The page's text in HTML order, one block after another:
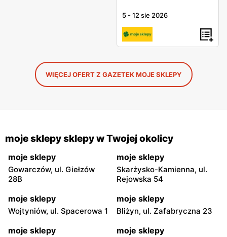
5 -12 sie 2026
WIĘCEJ OFERT Z GAZETEK MOJE SKLEPY
moje sklepy sklepy w Twojej okolicy
moje sklepy
Gowarczów, ul. Giełzów
28B
moje sklepy
Skarżysko-Kamienna, ul.
Rejowska 54
moje sklepy
Wojtyniów, ul. Spacerowa 1
moje sklepy
Bliżyn, ul. Zafabryczna 23
moje sklepy moje sklepy